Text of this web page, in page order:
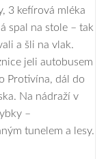
3 kefírová mléka
spal na stole – tak
a šli na vlak.
jeli autobusem
Protivína, dál do
Na nádraží v
–
tunelem a lesy.